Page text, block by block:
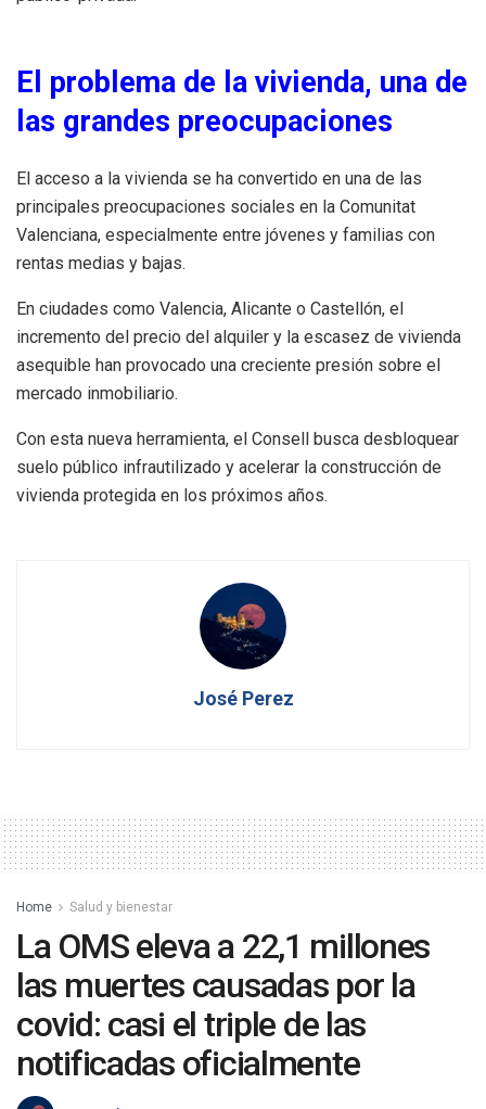
El problema de la vivienda, una de
las grandes preocupaciones
El acceso a la vivienda se ha convertido en una de las
principales preocupaciones sociales en la Comunitat
Valenciana, especialmente entre jóvenes y familias con
rentas medias y bajas.
En ciudades como Valencia, Alicante o Castellón, el
incremento del precio del alquiler y la escasez de vivienda
asequible han provocado una creciente presión sobre el
mercado inmobiliario.
Con esta nueva herramienta, el Consell busca desbloquear
suelo público infrautilizado y acelerar la construcción de
vivienda protegida en los próximos años.
José Perez
Home Salud y bienestar
La OMS eleva a 22,1 millones
las muertes causadas por la
covid: casi el triple de las
notificadas oficialmente